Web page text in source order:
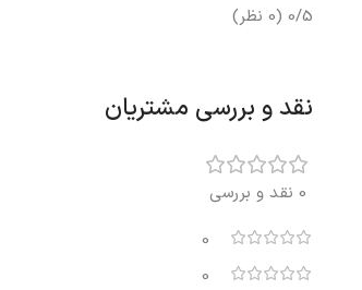
0/5 (0 نظر)
نقد و بررسی مشتریان
0 نقد و بررسی
0
0